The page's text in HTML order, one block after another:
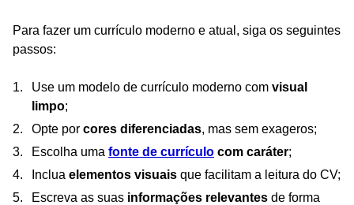
Para fazer um currículo moderno e atual, siga os seguintes
passos:
Use um modelo de currículo moderno com visual
limpo;
Opte por cores diferenciadas, mas sem exageros;
Escolha uma fonte de currículo com caráter;
Inclua elementos visuais que facilitam a leitura do CV;
Escreva as suas informações relevantes de forma